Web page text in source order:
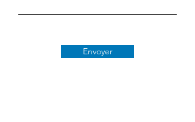
Envoyer